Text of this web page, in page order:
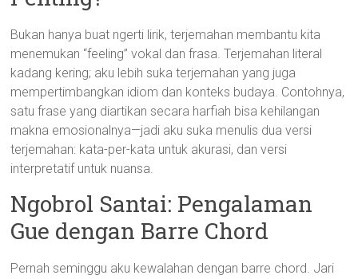
Bukan hanya buat ngerti lirik, terjemahan membantu kita
menemukan “feeling” vokal dan frasa. Terjemahan literal
kadang kering; aku lebih suka terjemahan yang juga
mempertimbangkan idiom dan konteks budaya. Contohnya,
satu frase yang diartikan secara harfiah bisa kehilangan
makna emosionalnya—jadi aku suka menulis dua versi
terjemahan: kata-per-kata untuk akurasi, dan versi
interpretatif untuk nuansa.
Ngobrol Santai: Pengalaman
Gue dengan Barre Chord
Pernah seminggu aku kewalahan dengan barre chord. Jari